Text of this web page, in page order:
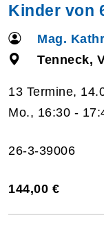
Kinder von
Mag.
Tenneck,
13 Termine,
Mo., 16:30 -
26-3-39006
144,00 €